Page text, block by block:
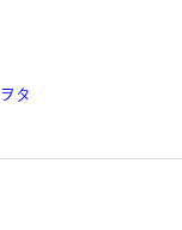
【中国】パトカーの
「ム、ムリです・・
ヲタ